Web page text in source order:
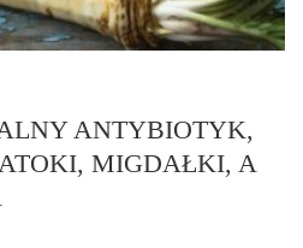
ANTYBIOTYK,
MIGDAŁKI, A